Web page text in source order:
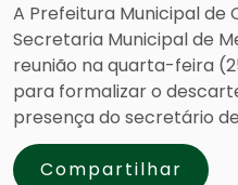
A Prefeitura Municipal de
Secretaria Municipal de
reunião na quarta-feira
para formalizar o
presença do secretário
Compartilhar